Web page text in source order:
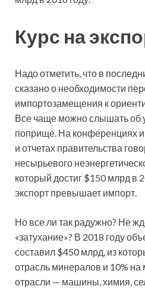
Курс на
Надо отметить, что в
сказано о необходимости
импортозамещения к
Все чаще можно слышать об
поприще. На конференциях
и отчетах правительства
несырьевого
который достиг $150 млрд в
экспорт превышает импорт.
Но все ли так радужно? Не
«затухание»? В 2018 году
составил $450 млрд, из
отрасль минералов и 10%
отрасли — машины, химия,